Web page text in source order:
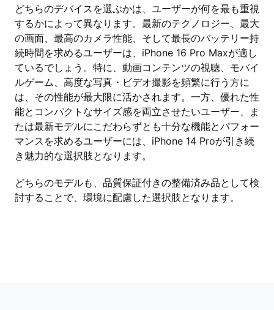
どちらのデバイスを選ぶかは、ユーザーが何を最も重視
するかによって異なります。最新のテクノロジー、最大
の画面、最高のカメラ性能、そして最長のバッテリー持
続時間を求めるユーザーは、iPhone 16 Pro Maxが適し
ているでしょう。特に、動画コンテンツの視聴、モバイ
ルゲーム、高度な写真・ビデオ撮影を頻繁に行う方に
は、その性能が最大限に活かされます。一方、優れた性
能とコンパクトなサイズ感を両立させたいユーザー、ま
たは最新モデルにこだわらずとも十分な機能とパフォー
マンスを求めるユーザーには、iPhone 14 Proが引き続
き魅力的な選択肢となります。
どちらのモデルも、品質保証付きの整備済み品として検
討することで、環境に配慮した選択肢となります。